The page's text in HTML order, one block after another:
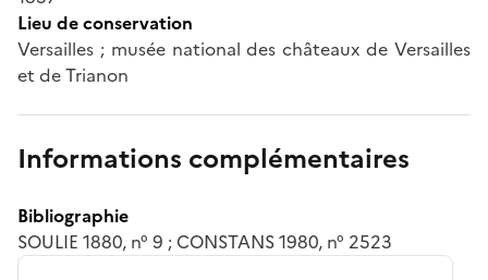
Lieu de conservation
Versailles ; musée national des châteaux de Versailles
et de Trianon
Informations complémentaires
Bibliographie
SOULIE 1880, n° 9 ; CONSTANS 1980, n° 2523